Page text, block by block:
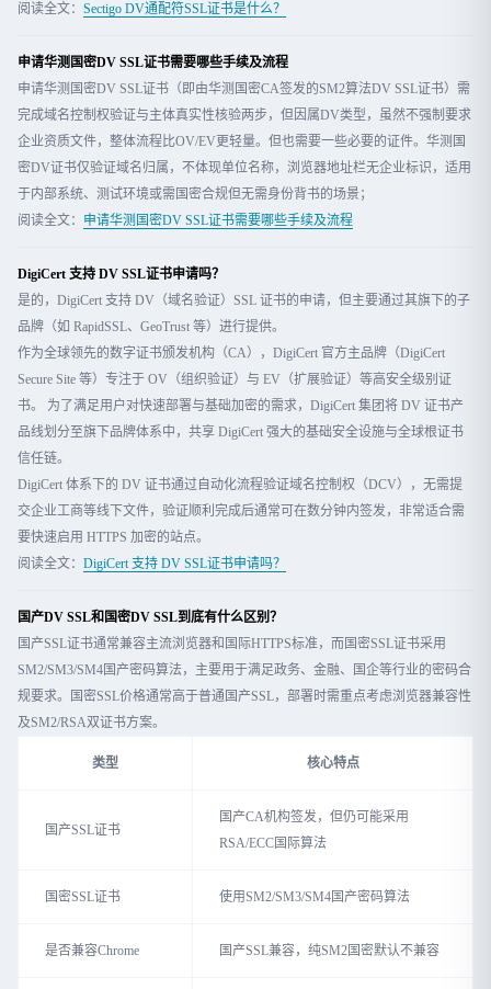
阅读全文： Sectigo DV通配符SSL证书是什么？
申请华测国密DV SSL证书需要哪些手续及流程
申请华测国密DV SSL证书（即由华测国密CA签发的SM2算法DV SSL证书）需
完成域名控制权验证与主体真实性核验两步，但因属DV类型，虽然不强制要求
企业资质文件，整体流程比OV/EV更轻量。但也需要一些必要的证件。华测国
密DV证书仅验证域名归属，不体现单位名称，浏览器地址栏无企业标识，适用
于内部系统、测试环境或需国密合规但无需身份背书的场景；
阅读全文： 申请华测国密DV SSL证书需要哪些手续及流程
DigiCert 支持 DV SSL证书申请吗？
是的，DigiCert 支持 DV（域名验证）SSL 证书的申请，但主要通过其旗下的子
品牌（如 RapidSSL、GeoTrust 等）进行提供。
作为全球领先的数字证书颁发机构（CA），DigiCert 官方主品牌（DigiCert
Secure Site 等）专注于 OV（组织验证）与 EV（扩展验证）等高安全级别证
书。 为了满足用户对快速部署与基础加密的需求，DigiCert 集团将 DV 证书产
品线划分至旗下品牌体系中，共享 DigiCert 强大的基础安全设施与全球根证书
信任链。
DigiCert 体系下的 DV 证书通过自动化流程验证域名控制权（DCV），无需提
交企业工商等线下文件，验证顺利完成后通常可在数分钟内签发，非常适合需
要快速启用 HTTPS 加密的站点。
阅读全文： DigiCert 支持 DV SSL证书申请吗？
国产DV SSL和国密DV SSL到底有什么区别？
国产SSL证书通常兼容主流浏览器和国际HTTPS标准，而国密SSL证书采用
SM2/SM3/SM4国产密码算法，主要用于满足政务、金融、国企等行业的密码合
规要求。国密SSL价格通常高于普通国产SSL，部署时需重点考虑浏览器兼容性
及SM2/RSA双证书方案。
类型 核心特点
国产SSL证书
国产CA机构签发，但仍可能采用
RSA/ECC国际算法
国密SSL证书 使用SM2/SM3/SM4国产密码算法
是否兼容Chrome 国产SSL兼容，纯SM2国密默认不兼容